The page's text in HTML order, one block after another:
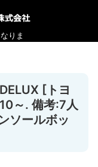
[トヨ
～. 備考:7人
ソールボッ